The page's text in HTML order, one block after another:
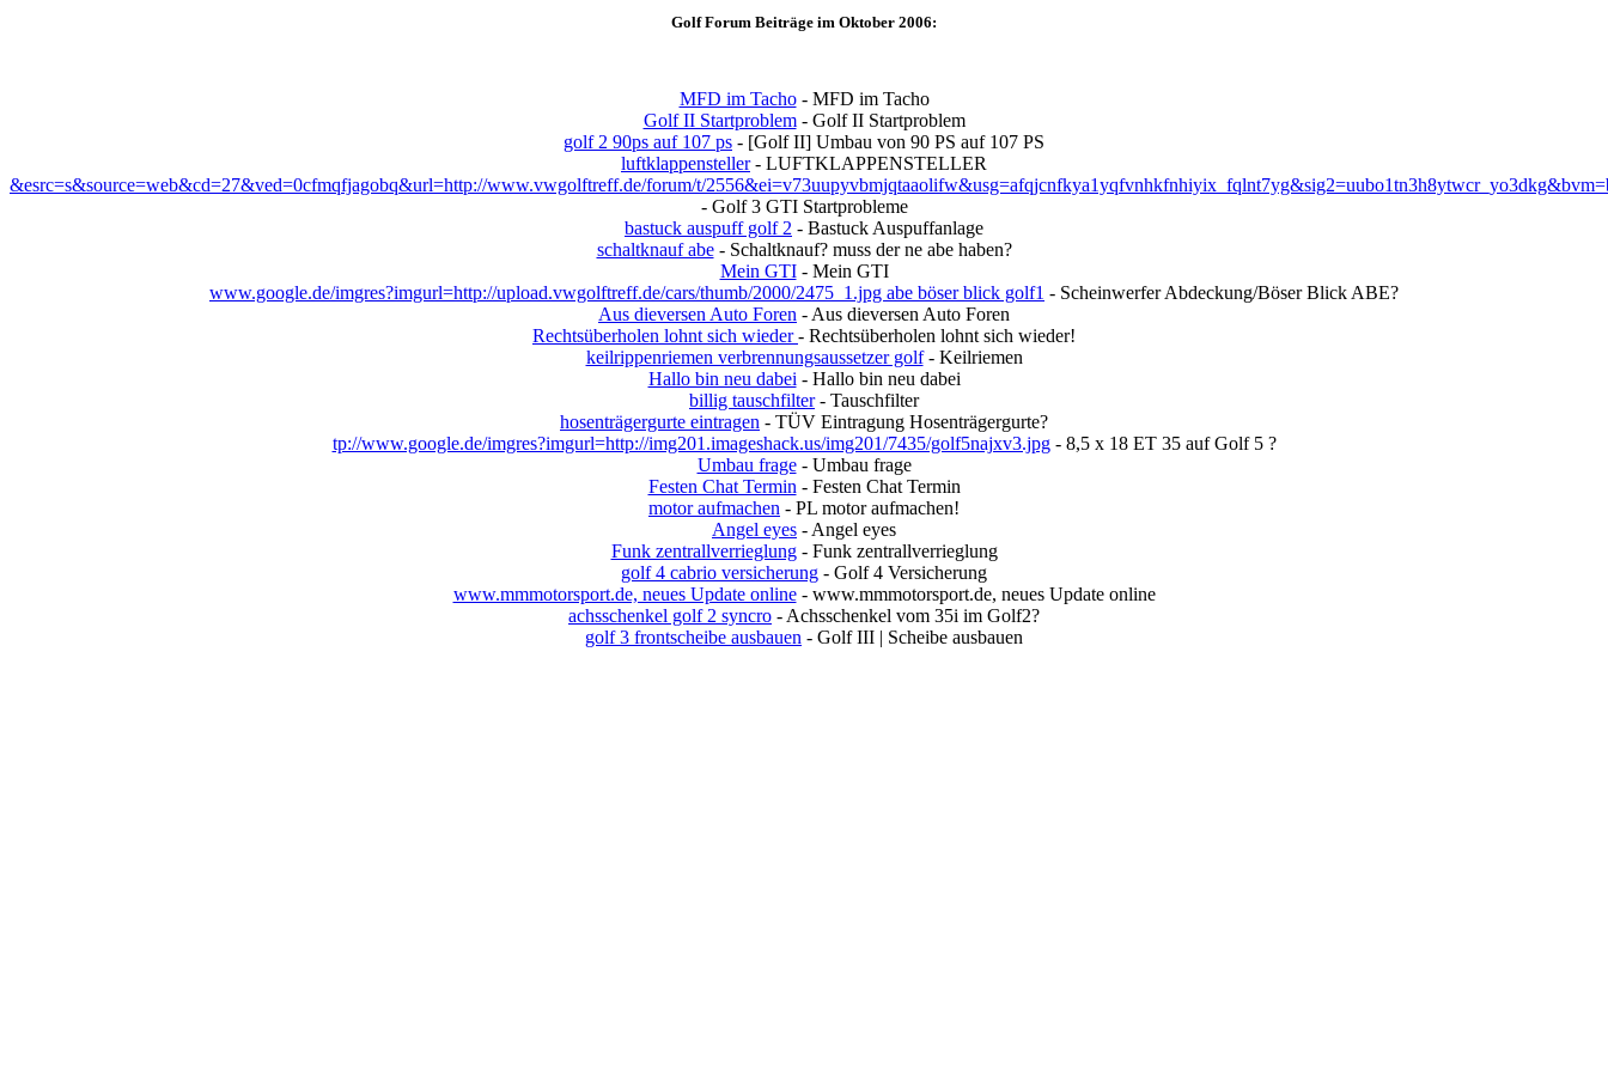
Golf Forum Beiträge im Oktober 2006:
MFD im Tacho- MFD im Tacho
Golf II Startproblem- Golf II Startproblem
golf 2 90ps auf 107 ps - [Golf II] Umbau von 90 PS auf 107 PS
luftklappensteller- LUFTKLAPPENSTELLER
&esrc=s&source=web&cd=27&ved=0cfmqfjagobq&url=http://www.vwgolftreff.de/forum/t/
- Golf 3 GTI Startprobleme
bastuck auspuff golf 2 - Bastuck Auspuffanlage
schaltknauf abe- Schaltknauf? muss der ne abe haben?
Mein GTI- Mein GTI
www.google.de/imgres?imgurl=http://upload.vwgolftreff.de/cars/thumb/2000/2475_1.jpg abe böser blick golf1 - Scheinwerfer Abdeckung/Böser Blick ABE?
Aus dieversen Auto Foren - Aus dieversen Auto Foren
Rechtsüberholen lohnt sich wieder- Rechtsüberholen lohnt sich wieder!
keilrippenriemen verbrennungsaussetzer golf- Keilriemen
Hallo bin neu dabei - Hallo bin neu dabei
billig tauschfilter- Tauschfilter
hosenträgergurte eintragen - TÜV Eintragung Hosenträgergurte?
tp://www.google.de/imgres?imgurl=http://img201.imageshack.us/img201/7435/golf5najxv3.jpg- 8,5 x 18 ET 35 auf Golf 5 ?
Umbau frage- Umbau frage
Festen Chat Termin - Festen Chat Termin
motor aufmachen - PL motor aufmachen!
Angel eyes - Angel eyes
Funk zentrallverrieglung- Funk zentrallverrieglung
golf 4 cabrio versicherung - Golf 4 Versicherung
www.mmmotorsport.de, neues Update online- www.mmmotorsport.de, neues Update online
achsschenkel golf 2 syncro - Achsschenkel vom 35i im Golf2?
golf 3 frontscheibe ausbauen - Golf III | Scheibe ausbauen